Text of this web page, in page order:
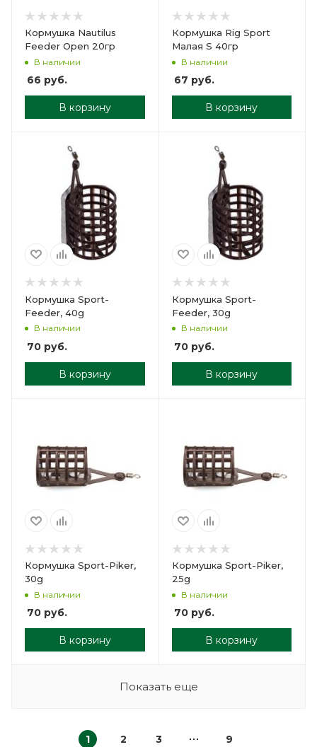
Кормушка Nautilus
Feeder Open 20гр
В наличии
66 руб.
В корзину
Кормушка Rig Sport
Малая S 40гр
В наличии
67 руб.
В корзину
Кормушка Sport-
Feeder, 40g
В наличии
70 руб.
В корзину
Кормушка Sport-
Feeder, 30g
В наличии
70руб.
В корзину
Кормушка Sport-Piker,
30g
В наличии
70 руб.
В корзину
Кормушка Sport-Piker,
25g
В наличии
70руб.
В корзину
Показать еще
1 2 3 9